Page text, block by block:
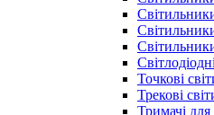
Світильники
Точкові
Трекові
Тримачі